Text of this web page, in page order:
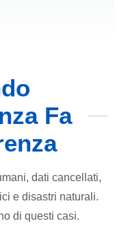
Fa
dati cancellati,
e disastri naturali.
di questi casi.